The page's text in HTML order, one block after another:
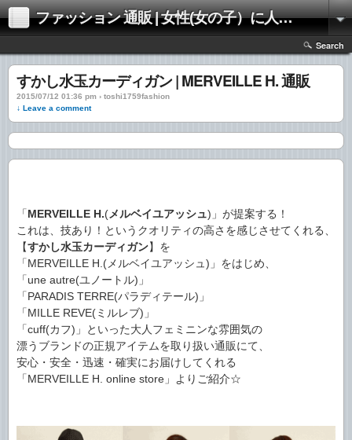
ファッション 通販 | 女性(女の子）に人気のファッションの通販 | 情報
Search
すかし水玉カーディガン | MERVEILLE H. 通販
2015/07/12 01:36 pm › toshi1759fashion
↓ Leave a comment
「MERVEILLE H.(メルベイユアッシュ)」が提案する！
これは、技あり！というクオリティの高さを感じさせてくれる、
【すかし水玉カーディガン】を
「MERVEILLE H.(メルベイユアッシュ)」をはじめ、
「une autre(ユノートル)」
「PARADIS TERRE(パラディテール)」
「MILLE REVE(ミルレブ)」
「cuff(カフ)」といった大人フェミニンな雰囲気の
漂うブランドの正規アイテムを取り扱い通販にて、
安心・安全・迅速・確実にお届けしてくれる
「MERVEILLE H. online store」よりご紹介☆